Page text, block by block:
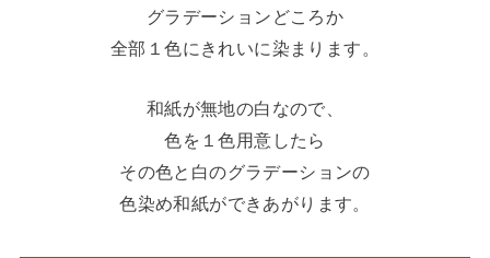
グラデーションどころか
全部１色にきれいに染まります。
和紙が無地の白なので、
色を１色用意したら
その色と白のグラデーションの
色染め和紙ができあがります。